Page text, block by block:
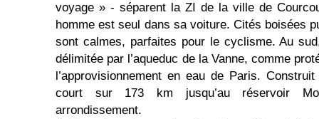
voyage » - séparent la ZI de la ville de
homme est seul dans sa voiture. Cités boisées
sont calmes, parfaites pour le cyclisme. Au
délimitée par l’aqueduc de la Vanne, comme
l’approvisionnement en eau de Paris.
court sur 173 km jusqu’au réservoir
arrondissement.